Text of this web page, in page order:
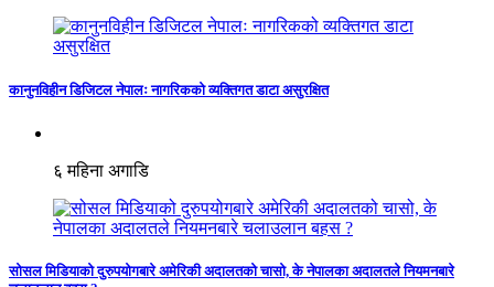
कानुनविहीन डिजिटल नेपालः नागरिकको व्यक्तिगत डाटा असुरक्षित
६ महिना अगाडि
सोसल मिडियाको दुरुपयोगबारे अमेरिकी अदालतको चासो, के नेपालका अदालतले नियमनबारे